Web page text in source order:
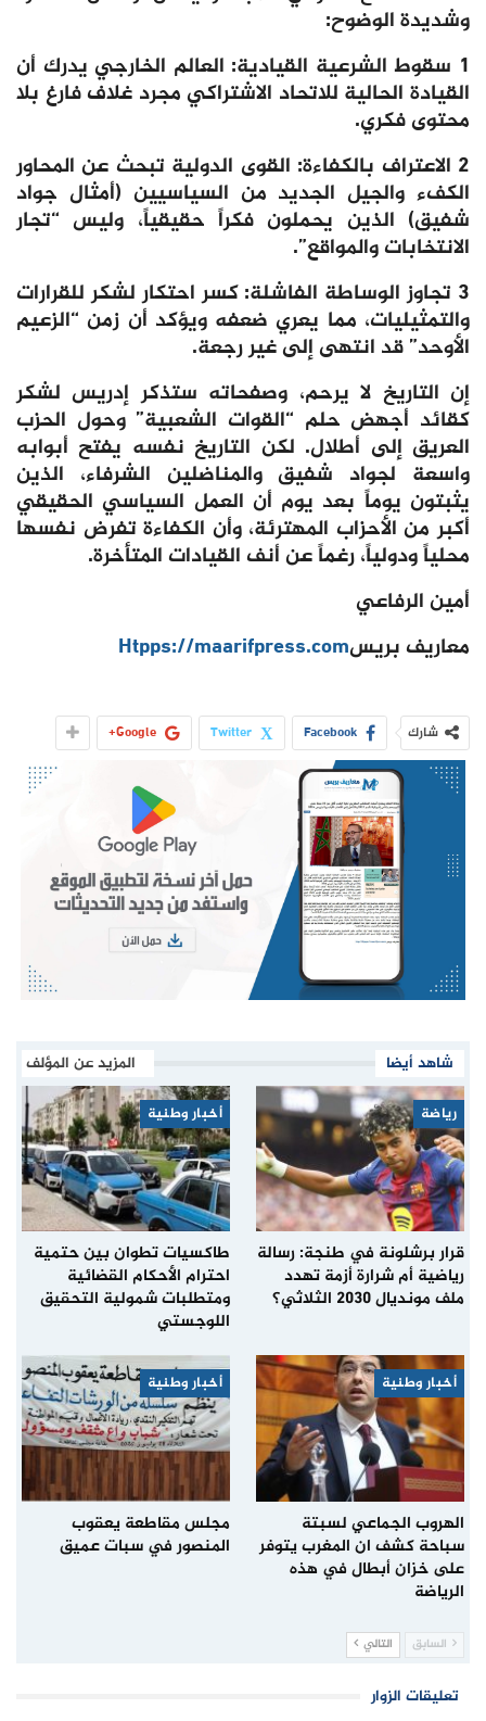
وشديدة الوضوح:
1 سقوط الشرعية القيادية: العالم الخارجي يدرك أن
القيادة الحالية للاتحاد الاشتراكي مجرد غلاف فارغ بلا
محتوى فكري.
2 الاعتراف بالكفاءة: القوى الدولية تبحث عن المحاور
الكفء والجيل الجديد من السياسيين (أمثال جواد
شفيق) الذين يحملون فكراً حقيقياً، وليس “تجار
الانتخابات والمواقع”.
3 تجاوز الوساطة الفاشلة: كسر احتكار لشكر للقرارات
والتمثيليات، مما يعري ضعفه ويؤكد أن زمن “الزعيم
الأوحد” قد انتهى إلى غير رجعة.
إن التاريخ لا يرحم، وصفحاته ستذكر إدريس لشكر
كقائد أجهض حلم “القوات الشعبية” وحول الحزب
العريق إلى أطلال. لكن التاريخ نفسه يفتح أبوابه
واسعة لجواد شفيق والمناضلين الشرفاء، الذين
يثبتون يوماً بعد يوم أن العمل السياسي الحقيقي
أكبر من الأحزاب المهترئة، وأن الكفاءة تفرض نفسها
محلياً ودولياً، رغماً عن أنف القيادات المتأخرة.
أمين الرفاعي
معاريف بريسHtpps://maarifpress.com
شارك Facebook
Twitter
Google+
شاهد أيضا المزيد عن المؤلف
رياضة
قرار برشلونة في طنجة: رسالة
رياضية أم شرارة أزمة تهدد
ملف مونديال 2030 الثلاثي؟
أخبار وطنية
طاكسيات تطوان بين حتمية
احترام الأحكام القضائية
ومتطلبات شمولية التحقيق
اللوجستي
أخبار وطنية
الهروب الجماعي لسبتة
سباحة كشف ان المغرب يتوفر
على خزان أبطال في هذه
الرياضة
أخبار وطنية
مجلس مقاطعة يعقوب
المنصور في سبات عميق
السابق التالي
تعليقات الزوار